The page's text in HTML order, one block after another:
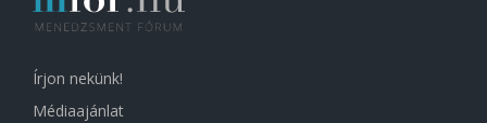
Írjon nekünk!
Médiaajánlat